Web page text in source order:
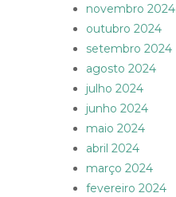
novembro 2024
outubro 2024
setembro 2024
agosto 2024
julho 2024
junho 2024
maio 2024
abril 2024
março 2024
fevereiro 2024